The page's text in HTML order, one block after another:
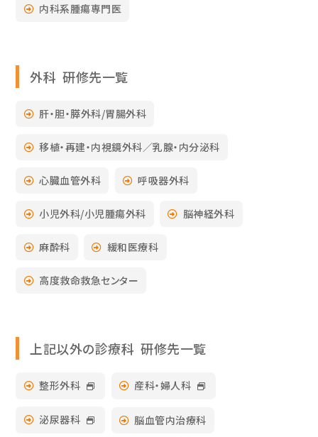
内科系腫瘍専門医
外科 研修先一覧
肝・胆・膵外科/胃腸外科
移植・再建・内視鏡外科／乳腺・内分泌科
心臓血管外科 呼吸器外科
小児外科/小児腫瘍外科 脳神経外科
麻酔科 緩和医療科
高度救命救急センター
上記以外の診療科 研修先一覧
整形外科 産科・婦人科
泌尿器科 脳血管内治療科